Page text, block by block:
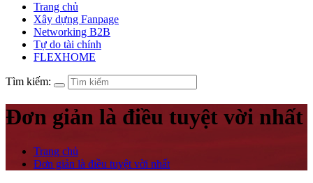
Trang chủ
Xây dựng Fanpage
Networking B2B
Tự do tài chính
FLEXHOME
Tìm kiếm:
Đơn giản là điều tuyệt vời nhất
Trang chủ
Đơn giản là điều tuyệt vời nhất